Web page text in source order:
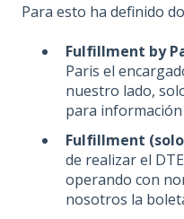
Para esto ha definido
Fulfillment by
Paris el
nuestro lado,
para
Fulfillment
de realizar el
operando con
nosotros la